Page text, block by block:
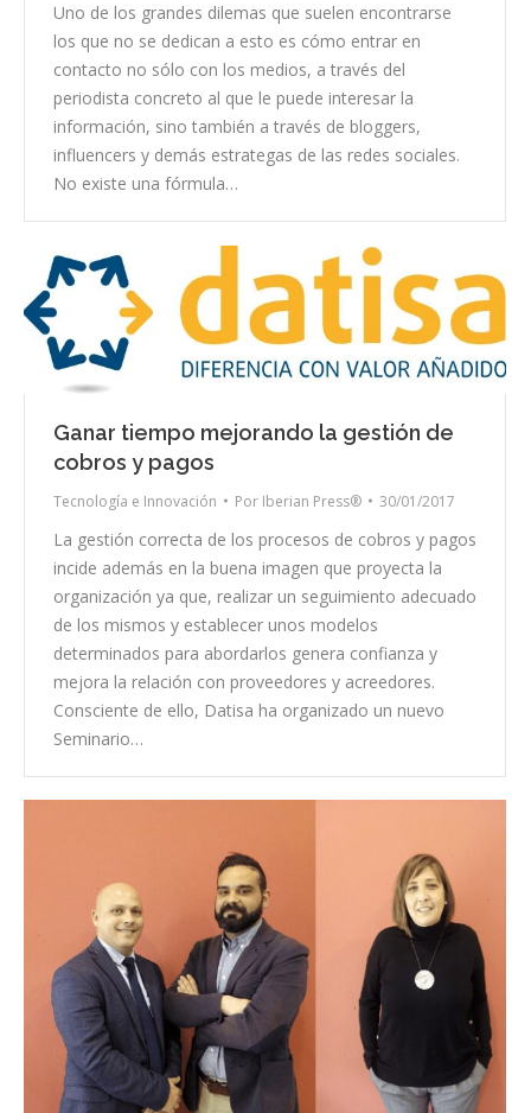
Uno de los grandes dilemas que suelen encontrarse
los que no se dedican a esto es cómo entrar en
contacto no sólo con los medios, a través del
periodista concreto al que le puede interesar la
información, sino también a través de bloggers,
influencers y demás estrategas de las redes sociales.
No existe una fórmula…
Ganar tiempo mejorando la gestión de
cobros y pagos
Tecnología e Innovación Por Iberian Press® 30/01/2017
La gestión correcta de los procesos de cobros y pagos
incide además en la buena imagen que proyecta la
organización ya que, realizar un seguimiento adecuado
de los mismos y establecer unos modelos
determinados para abordarlos genera confianza y
mejora la relación con proveedores y acreedores.
Consciente de ello, Datisa ha organizado un nuevo
Seminario…